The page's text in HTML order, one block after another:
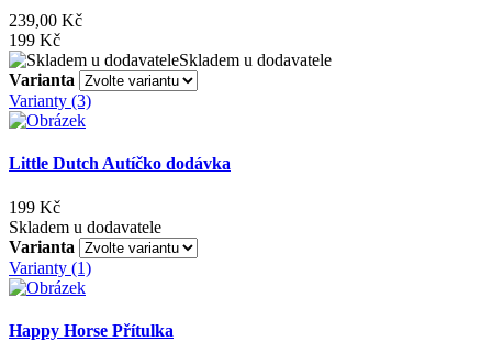
239,00 Kč
199 Kč
Skladem u dodavatele
Varianta
Varianty (3)
Little Dutch Autíčko dodávka
199 Kč
Skladem u dodavatele
Varianta
Varianty (1)
Happy Horse Přítulka